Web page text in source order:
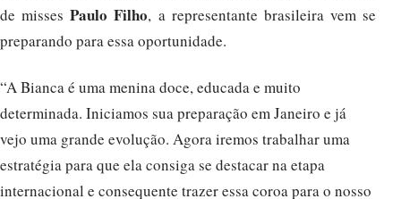
de missesPaulo Filho, a representante brasileira vem se
preparando para essa oportunidade.
“A Bianca é uma menina doce, educada e muito
determinada. Iniciamos sua preparação em Janeiro e já
vejo uma grande evolução. Agora iremos trabalhar uma
estratégia para que ela consiga se destacar na etapa
internacional e consequente trazer essa coroa para o nosso